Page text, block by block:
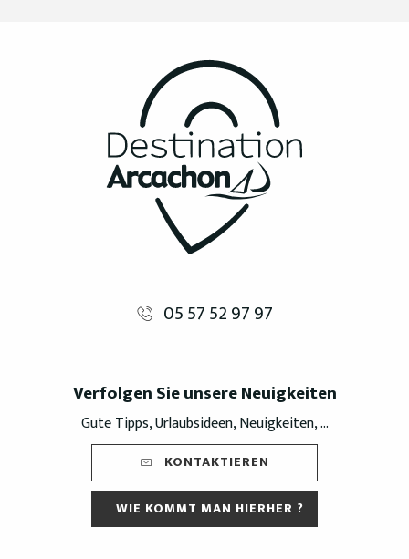
05 57 52 97 97
Verfolgen Sie unsere Neuigkeiten
Gute Tipps, Urlaubsideen, Neuigkeiten, ...
KONTAKTIEREN
WIE KOMMT MAN HIERHER ?